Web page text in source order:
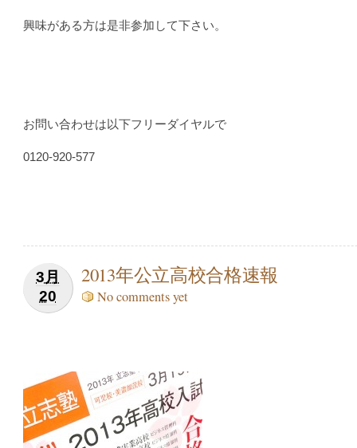
興味がある方は是非参加して下さい。
お問い合わせは以下フリーダイヤルで
0120-920-577
3月
20
2013年公立高校合格速報
No comments yet